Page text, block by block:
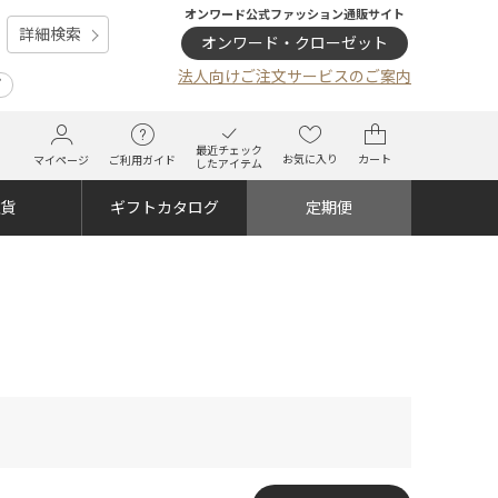
詳細検索
オンワード公式ファッション通販サイト
オンワード・クローゼット
法人向けご注文サービスのご案内
マイページ ご利用ガイド
最近チェック
したアイテム
お気に入り カート
ギフトカタログ 定期便